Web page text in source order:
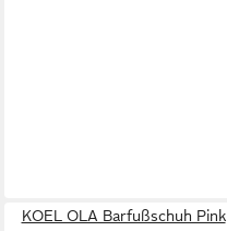
KOEL OLA Barfußschuh Pink